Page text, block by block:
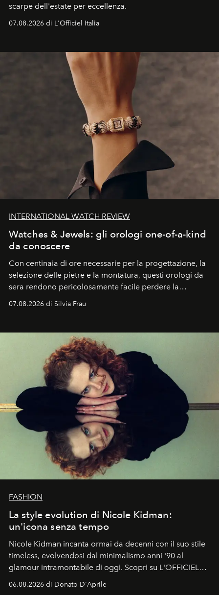
scarpe dell'estate per eccellenza.
07.08.2026 di L'Officiel Italia
INTERNATIONAL WATCH REVIEW
Watches & Jewels: gli orologi one-of-a-kind
da conoscere
Con centinaia di ore necessarie per la progettazione, la
selezione delle pietre e la montatura, questi orologi da
sera rendono pericolosamente facile perdere la
cognizione del tempo. Ma con quadranti così
07.08.2026 di Silvia Frau
FASHION
La style evolution di Nicole Kidman:
un'icona senza tempo
Nicole Kidman incanta ormai da decenni con il suo stile
timeless, evolvendosi dal minimalismo anni '90 al
glamour intramontabile di oggi. Scopri su L'OFFICIEL
Italia la sua style evolution.
06.08.2026 di Donato D'Aprile